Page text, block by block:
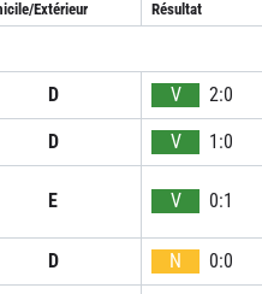
Extérieur Résultat
D V 2:0
D V 1:0
E V 0:1
D N 0:0